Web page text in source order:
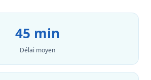
45 min
Délai moyen